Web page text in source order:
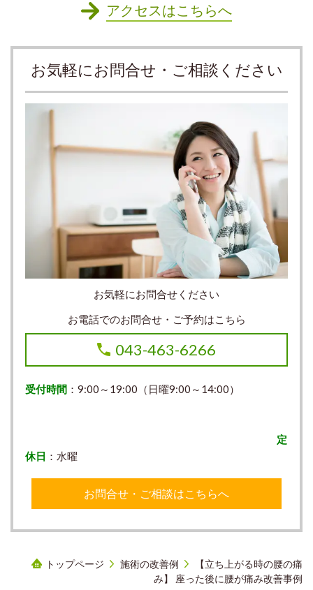
アクセスはこちらへ
お気軽にお問合せ・ご相談ください
お気軽にお問合せください
お電話でのお問合せ・ご予約はこちら
043-463-6266
受付時間：9:00～19:00（日曜9:00～14:00）
定
休日 ：水曜
お問合せ・ご相談はこちらへ
トップページ 施術の改善例
【立ち上がる時の腰の痛
み】 座った後に腰が痛み改善事例